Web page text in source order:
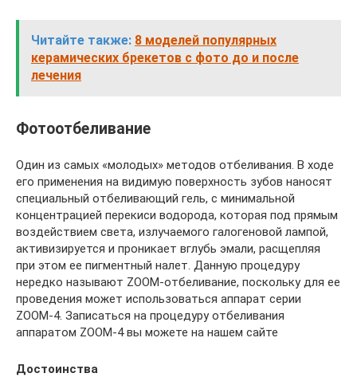
Читайте также: 8 моделей популярных
керамических брекетов с фото до и после
лечения
Фотоотбеливание
Один из самых «молодых» методов отбеливания. В ходе
его применения на видимую поверхность зубов наносят
специальный отбеливающий гель, с минимальной
концентрацией перекиси водорода, которая под прямым
воздействием света, излучаемого галогеновой лампой,
активизируется и проникает вглубь эмали, расщепляя
при этом ее пигментный налет. Данную процедуру
нередко называют ZOOM-отбеливание, поскольку для ее
проведения может использоваться аппарат серии
ZOOM-4. Записаться на процедуру отбеливания
аппаратом ZOOM-4 вы можете на нашем сайте
Достоинства